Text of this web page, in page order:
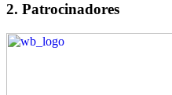
2. Patrocinadores